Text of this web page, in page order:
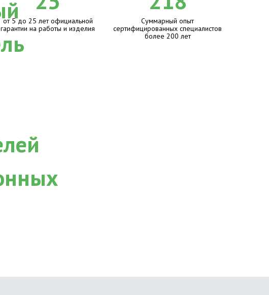
от 5 до 25 лет официальной
гарантии на работы и изделия
Суммарный опыт
сертифицированных специалистов
более 200 лет